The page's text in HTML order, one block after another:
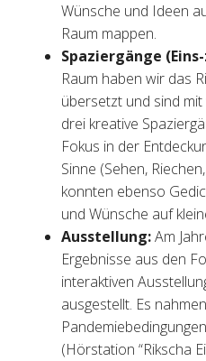
Wünsche und Ideen
Raum mappen.
Spaziergänge
Raum haben wir das
übersetzt und sind
drei kreative
Fokus in der
Sinne (Sehen,
konnten ebenso
und Wünsche auf
Ausstellung:Am
Ergebnisse aus den
interaktiven
ausgestellt. Es
(Hörstation “Rikscha